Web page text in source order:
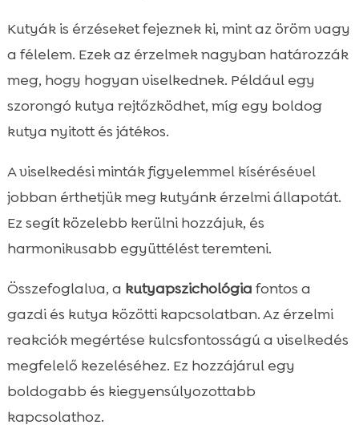
Kutyák is érzéseket fejeznek ki, mint az öröm vagy
a félelem. Ezek az érzelmek nagyban határozzák
meg, hogy hogyan viselkednek. Például egy
szorongó kutya rejtőzködhet, míg egy boldog
kutya nyitott és játékos.
A viselkedési minták figyelemmel kísérésével
jobban érthetjük meg kutyánk érzelmi állapotát.
Ez segít közelebb kerülni hozzájuk, és
harmonikusabb együttélést teremteni.
Összefoglalva, a kutyapszichológia fontos a
gazdi és kutya közötti kapcsolatban. Az érzelmi
reakciók megértése kulcsfontosságú a viselkedés
megfelelő kezeléséhez. Ez hozzájárul egy
boldogabb és kiegyensúlyozottabb
kapcsolathoz.